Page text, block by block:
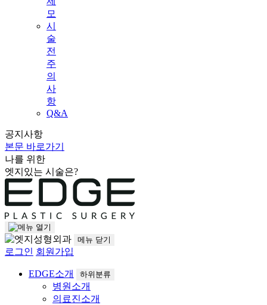
모
시
술
전
주
의
사
항
Q&A
공지사항
본문 바로가기
나를 위한
엣지 있는 시술은?
메뉴 닫기
로그인 회원가입
EDGE소개 하위분류
병원소개
의료진소개